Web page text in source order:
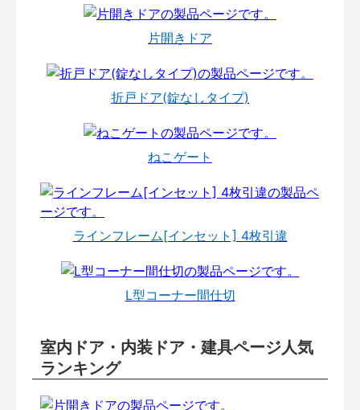
片開きドア
折戸ドア(錠なしタイプ)
ねこゲート
ラインフレーム[インセット] 4枚引違
L型コーナー間仕切
室内ドア・内装ドア・建具ページ人気
ランキング